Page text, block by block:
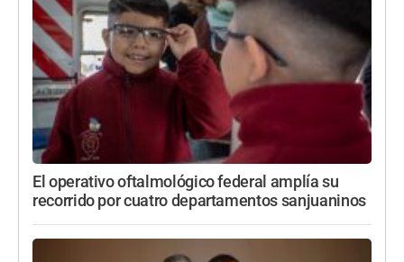
El operativo oftalmológico federal amplía su
recorrido por cuatro departamentos sanjuaninos